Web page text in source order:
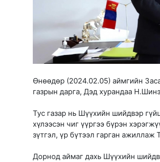
Өнөөдөр (2024.02.05) аймгийн
газрын дарга, Дэд хурандаа
Тус газар нь Шүүхийн шийдвэр
хүлээсэн чиг үүргээ бүрэн
зүтгэл, үр бүтээл гарган ажиллаж
Дорнод аймаг дахь Шүүхийн